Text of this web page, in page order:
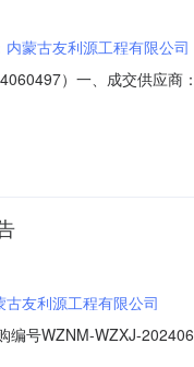
内蒙古友利源工程有限公司
）一、成交供应
限公司五、监督：采购
投诉接收单位：内
古友利源工程有限公司
号WZNM-WZXJ-